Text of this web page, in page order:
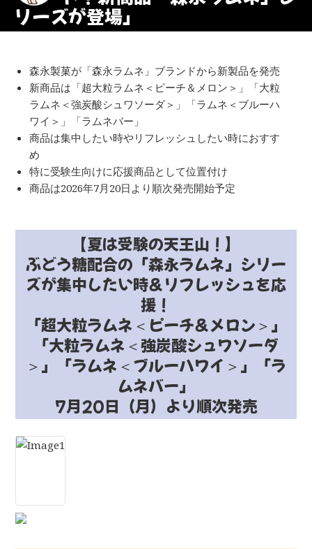
リーズが登場」
森永製菓が「森永ラムネ」ブランドから新製品を発売
新商品は「超大粒ラムネ＜ピーチ＆メロン＞」「大粒
ラムネ＜強炭酸シュワソーダ＞」「ラムネ＜ブルーハ
ワイ＞」「ラムネバー」
商品は集中したい時やリフレッシュしたい時におすす
め
特に受験生向けに応援商品として位置付け
商品は2026年7月20日より順次発売開始予定
【夏は受験の天王山！】
ぶどう糖配合の「森永ラムネ」シリー
ズが集中したい時＆リフレッシュを応
援！
「超大粒ラムネ＜ピーチ＆メロン＞」
「大粒ラムネ＜強炭酸シュワソーダ
＞」「ラムネ＜ブルーハワイ＞」「ラ
ムネバー」
7月20日（月）より順次発売